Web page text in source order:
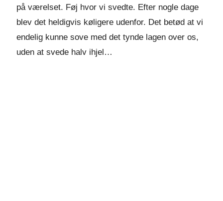
på værelset. Føj hvor vi svedte. Efter nogle dage
blev det heldigvis køligere udenfor. Det betød at vi
endelig kunne sove med det tynde lagen over os,
uden at svede halv ihjel…